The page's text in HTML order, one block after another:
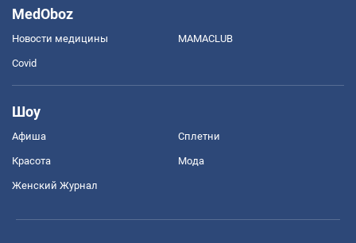
MedOboz
Новости медицины MAMACLUB
Covid
Шоу
Афиша Сплетни
Красота Мода
Женский Журнал